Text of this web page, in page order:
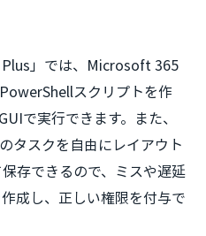
」では、Microsoft 365
スクリプトを作
で実行できます。また、
タスクを自由にレイアウト
存できるので、ミスや遅延
成し、正しい権限を付与で